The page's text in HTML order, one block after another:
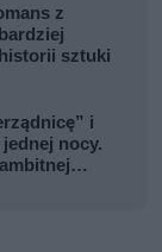
z
sztuki
i
nocy.